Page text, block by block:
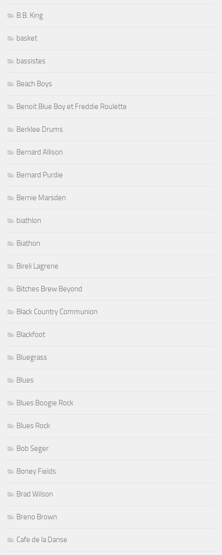
B.B. King
basket
bassistes
Beach Boys
Benoit Blue Boy et Freddie Roulette
Berklee Drums
Bernard Allison
Bernard Purdie
Bernie Marsden
biathlon
Biathon
Bireli Lagrene
Bitches Brew Beyond
Black Country Communion
Blackfoot
Bluegrass
Blues
Blues Boogie Rock
Blues Rock
Bob Seger
Boney Fields
Brad Wilson
Breno Brown
Cafe de la Danse